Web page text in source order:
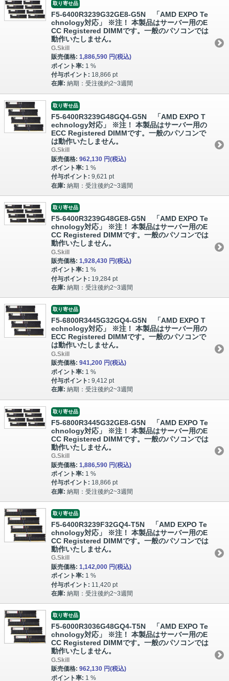
取り寄せ品
F5-6400R3239G32GE8-G5N 「AMD EXPO Te
chnology対応」 ※注！ 本製品はサーバー用のE
CC Registered DIMMです。一般のパソコンでは
動作いたしません。
G.Skill
販売価格: 1,886,590 円(税込)
ポイント率: 1 %
付与ポイント: 18,866 pt
在庫: 納期：受注後約2~3週間
取り寄せ品
F5-6400R3239G48GQ4-G5N 「AMD EXPO T
echnology対応」 ※注！ 本製品はサーバー用の
ECC Registered DIMMです。一般のパソコンで
は動作いたしません。
G.Skill
販売価格: 962,130 円(税込)
ポイント率: 1 %
付与ポイント: 9,621 pt
在庫: 納期：受注後約2~3週間
取り寄せ品
F5-6400R3239G48GE8-G5N 「AMD EXPO Te
chnology対応」 ※注！ 本製品はサーバー用のE
CC Registered DIMMです。一般のパソコンでは
動作いたしません。
G.Skill
販売価格: 1,928,430 円(税込)
ポイント率: 1 %
付与ポイント: 19,284 pt
在庫: 納期：受注後約2~3週間
取り寄せ品
F5-6800R3445G32GQ4-G5N 「AMD EXPO T
echnology対応」 ※注！ 本製品はサーバー用の
ECC Registered DIMMです。一般のパソコンで
は動作いたしません。
G.Skill
販売価格: 941,200 円(税込)
ポイント率: 1 %
付与ポイント: 9,412 pt
在庫: 納期：受注後約2~3週間
取り寄せ品
F5-6800R3445G32GE8-G5N 「AMD EXPO Te
chnology対応」 ※注！ 本製品はサーバー用のE
CC Registered DIMMです。一般のパソコンでは
動作いたしません。
G.Skill
販売価格: 1,886,590 円(税込)
ポイント率: 1 %
付与ポイント: 18,866 pt
在庫: 納期：受注後約2~3週間
取り寄せ品
F5-6400R3239F32GQ4-T5N 「AMD EXPO Te
chnology対応」 ※注！ 本製品はサーバー用のE
CC Registered DIMMです。一般のパソコンでは
動作いたしません。
G.Skill
販売価格: 1,142,000 円(税込)
ポイント率: 1 %
付与ポイント: 11,420 pt
在庫: 納期：受注後約2~3週間
取り寄せ品
F5-6000R3036G48GQ4-T5N 「AMD EXPO Te
chnology対応」 ※注！ 本製品はサーバー用のE
CC Registered DIMMです。一般のパソコンでは
動作いたしません。
G.Skill
販売価格: 962,130 円(税込)
ポイント率: 1 %